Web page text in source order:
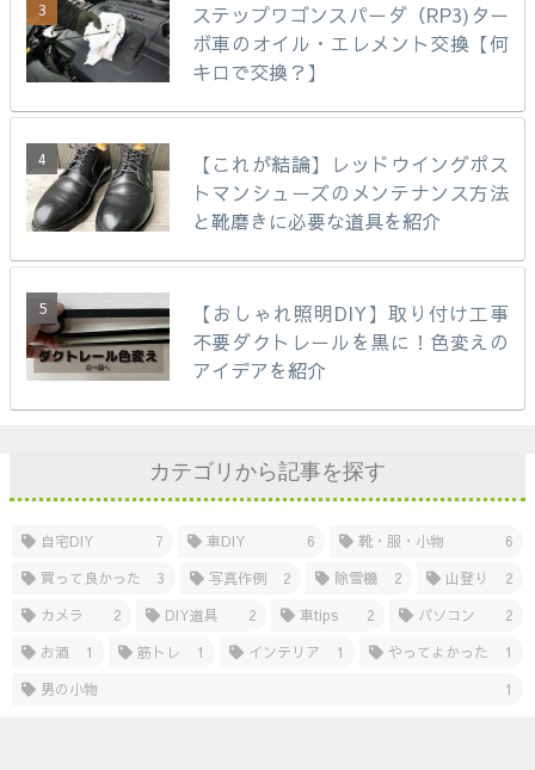
ステップワゴンスパーダ（RP3)ター
ボ車のオイル・エレメント交換【何
キロで交換？】
【これが結論】レッドウイングポス
トマンシューズのメンテナンス方法
と靴磨きに必要な道具を紹介
【おしゃれ照明DIY】取り付け工事
不要ダクトレールを黒に！色変えの
アイデアを紹介
カテゴリから記事を探す
自宅DIY 7 車DIY 6 靴・服・小物
6
買って良かった
3 写真作例 2 除雪機 2 山登り
2
カメラ
2 DIY道具 2 車tips 2 パソコン
2
お酒
1 筋トレ 1 インテリア 1 やってよかった
1
男の小物
1